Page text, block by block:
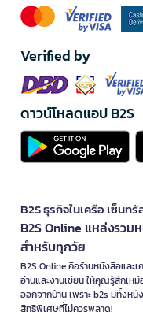
Verified by
ดาวน์โหลดแอป B2S
B2S ธุรกิจในเครือ เซ็นท
B2S Online แหล่งรวม
สำหรับทุกวัย
B2S Online คือร้านหนังสือและ
อ่านและงานเขียน ให้คุณรู้สึกเห
ออกจากบ้าน เพราะ b2s มีทั้งห
สิทธิพิเศษที่ไม่ควรพลาด!